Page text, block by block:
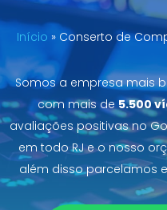
Início » Conserto de
Somos a empresa mais
com mais de5.500
avaliações positivas no
em todo RJ e o nosso
além disso parcelamos